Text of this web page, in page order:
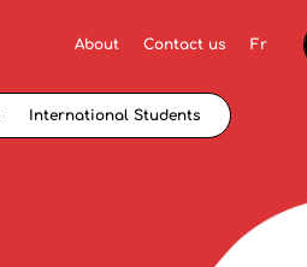
About Contact us Fr
International Students